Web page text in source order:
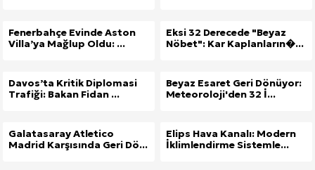
Fenerbahçe Evinde Aston
Villa’ya Mağlup Oldu: ...
Eksi 32 Derecede "Beyaz
Nöbet": Kar Kaplanların�...
Davos’ta Kritik Diplomasi
Trafiği: Bakan Fidan ...
Beyaz Esaret Geri Dönüyor:
Meteoroloji'den 32 İ...
Galatasaray Atletico
Madrid Karşısında Geri Dö...
Elips Hava Kanalı: Modern
İklimlendirme Sistemle...